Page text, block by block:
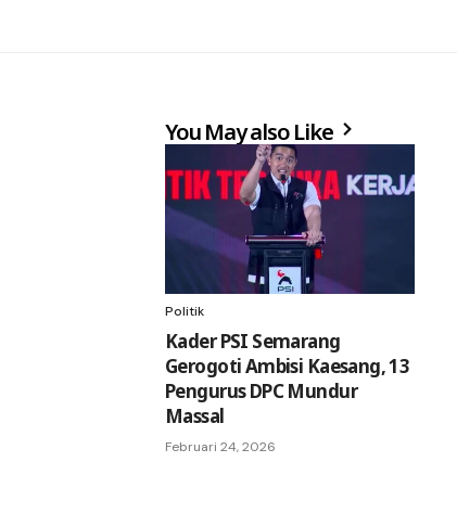
You May also Like
Politik
Kader PSI Semarang
Gerogoti Ambisi Kaesang, 13
Pengurus DPC Mundur
Massal
Februari 24, 2026